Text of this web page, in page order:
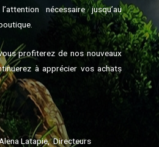
nécessaire jusqu’au
profiterez de nos nouveaux
à apprécier vos achats
Latapie, Directeurs